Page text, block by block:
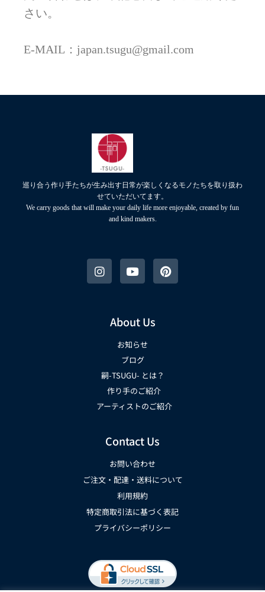
さい。
E-MAIL：japan.tsugu@gmail.com
巡り合う作り手たちが生み出す日常が楽しくなるモノたちを取り扱わ
せていただいてます。
We carry goods that will make your daily life more enjoyable, created by fun
and kind makers.
About Us
お知らせ
ブログ
嗣-TSUGU- とは？
作り手のご紹介
アーティストのご紹介
Contact Us
お問い合わせ
ご注文・配達・送料について
利用規約
特定商取引法に基づく表記
プライバシーポリシー